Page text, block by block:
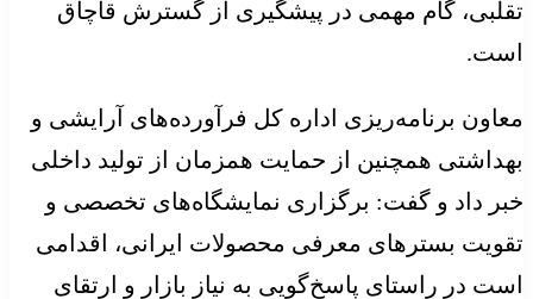
تقلبی، گام مهمی در پیشگیری از گسترش قاچاق
است.
معاون برنامه‌ریزی اداره کل فرآورده‌های آرایشی و
بهداشتی همچنین از حمایت همزمان از تولید داخلی
خبر داد و گفت: برگزاری نمایشگاه‌های تخصصی و
تقویت بسترهای معرفی محصولات ایرانی، اقدامی
است در راستای پاسخ‌گویی به نیاز بازار و ارتقای